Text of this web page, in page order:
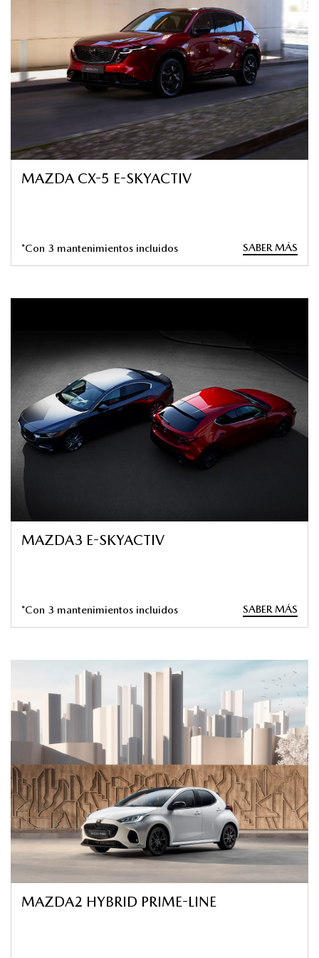
MAZDA CX-5 E-SKYACTIV
*Con 3 mantenimientos incluidos SABER MÁS
MAZDA3 E-SKYACTIV
*Con 3 mantenimientos incluidos SABER MÁS
MAZDA2 HYBRID PRIME-LINE